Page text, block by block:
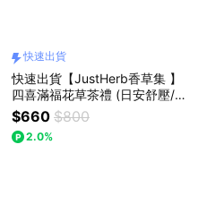
快速出貨
快速出貨【JustHerb香草集 】
四喜滿福花草茶禮 (日安舒壓/晚
安休憩/康福茶/朝鮮薊淨化各12
入) (附熊超人提袋)純素 無咖啡
因 | 禮盒推薦
$660 $800
2.0%